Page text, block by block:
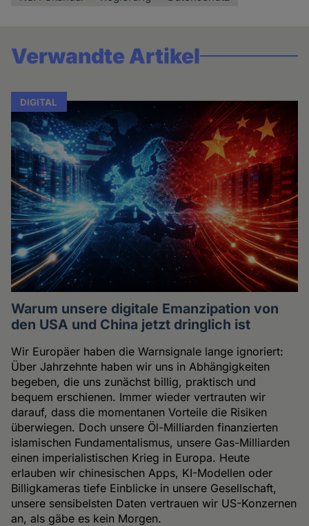
Verwandte Artikel
DIGITAL
Warum unsere digitale Emanzipation von
den USA und China jetzt dringlich ist
Wir Europäer haben die Warnsignale lange ignoriert:
Über Jahrzehnte haben wir uns in Abhängigkeiten
begeben, die uns zunächst billig, praktisch und
bequem erschienen. Immer wieder vertrauten wir
darauf, dass die momentanen Vorteile die Risiken
überwiegen. Doch unsere Öl-Milliarden finanzierten
islamischen Fundamentalismus, unsere Gas-Milliarden
einen imperialistischen Krieg in Europa. Heute
erlauben wir chinesischen Apps, KI-Modellen oder
Billigkameras tiefe Einblicke in unsere Gesellschaft,
unsere sensibelsten Daten vertrauen wir US-Konzernen
an, als gäbe es kein Morgen.